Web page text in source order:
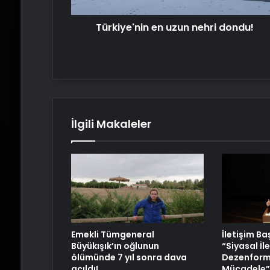
Türkiye'nin en uzun nehri dondu!
İlgili Makaleler
Emekli Tümgeneral
Büyükışık’ın oğlunun
ölümünde 7 yıl sonra dava
İletişim
“Siyasal